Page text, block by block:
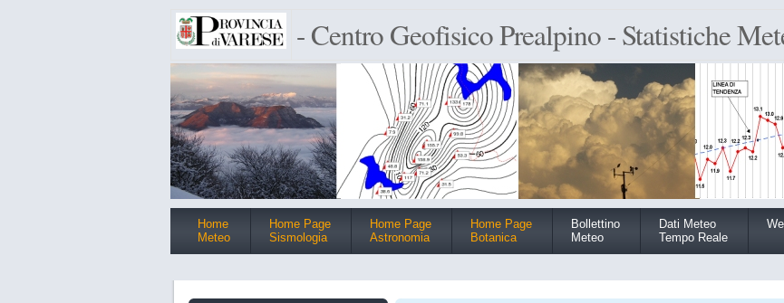
- Centro Geofisico Prealpino - Statistiche
Home
Meteo
Home Page
Sismologia
Home Page
Astronomia
Home Page
Botanica
Bollettino
Meteo
Dati Meteo
Tempo Reale